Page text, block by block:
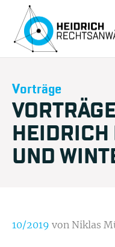
Vorträge
UND
10/2019 von Niklas